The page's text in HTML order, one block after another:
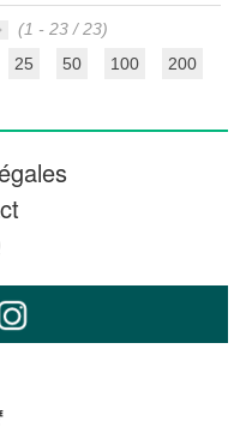
(1 - 23 / 23)
25 50 100 200